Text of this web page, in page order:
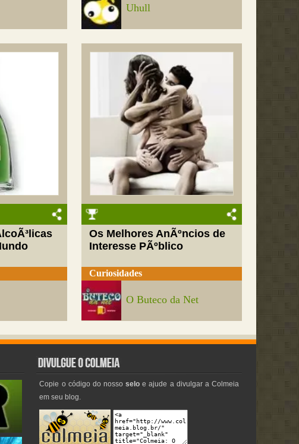
Uhull
Os Melhores AnÃºncios de
Interesse PÃºblico
Curiosidades
O Buteco da Net
Copie o código do nossoselo e ajude a divulgar a Colmeia
em seu blog.